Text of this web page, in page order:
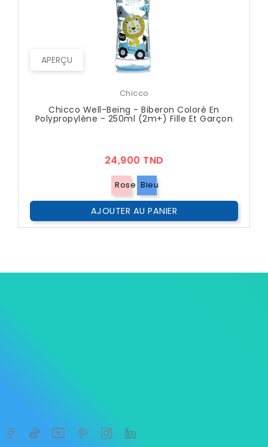
APERÇU
Chicco
Chicco Well-Being - Biberon Coloré En
Polypropylène - 250ml (2m+) Fille Et Garçon
24,900 TND
Rose Bleu
AJOUTER AU PANIER